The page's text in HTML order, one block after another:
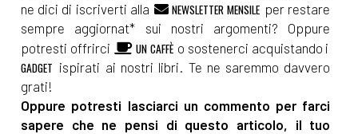
ne dici di iscriverti alla
NEWSLETTER MENSILE per restare
sempre aggiornat* sui nostri argomenti? Oppure
potresti offrirci
UN CAFFÈ o sostenerci acquistando i
GADGET ispirati ai nostri libri. Te ne saremmo davvero
grati!
Oppure potresti lasciarci un commento per farci
sapere che ne pensi di questo articolo, il tuo